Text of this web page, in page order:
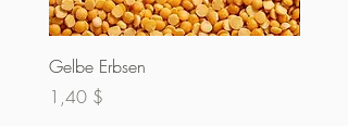
Gelbe Erbsen
Preis
1,40 $